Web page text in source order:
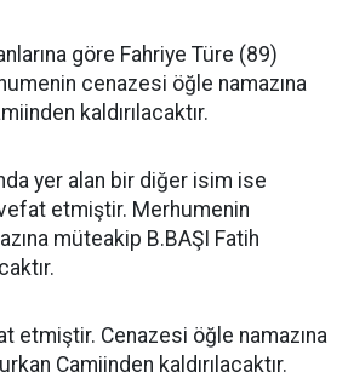
göre Fahriye Türe (89)
cenazesi öğle namazına
kaldırılacaktır.
yer alan bir diğer isim ise
etmiştir. Merhumenin
müteakip B.BAŞI Fatih
etmiştir. Cenazesi öğle namazına
Camiinden kaldırılacaktır.